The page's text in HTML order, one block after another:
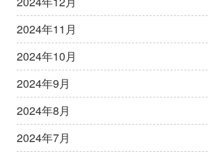
2024年11月
2024年10月
2024年9月
2024年8月
2024年7月